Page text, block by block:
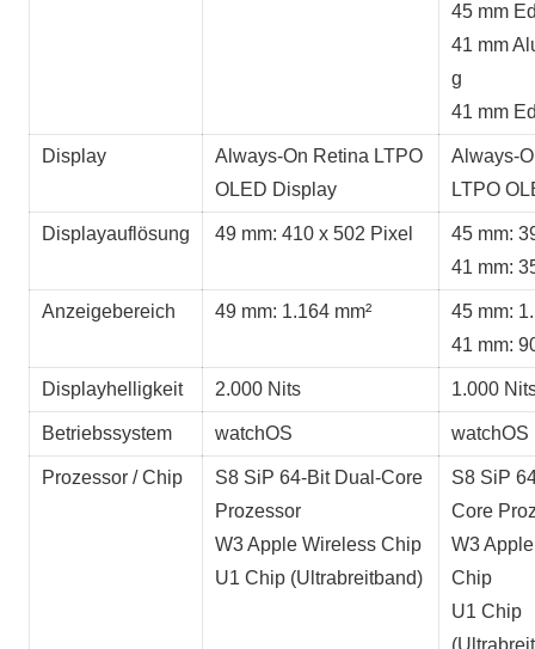
45 mm
41 mm
g
41 mm
Display
Always-On Retina LTPO
OLED Display
Always-
LTPO
Displayauflösung 49 mm: 410 x 502 Pixel
45 mm:
41 mm:
Anzeigebereich 49 mm: 1.164 mm²
45 mm:
41 mm:
Displayhelligkeit 2.000 Nits 1.000
Betriebssystem watchOS watchOS
Prozessor / Chip
S8 SiP 64-Bit Dual-Core
Prozessor
W3 Apple Wireless Chip
U1 Chip (Ultrabreitband)
S8 SiP
Core
W3
Chip
U1 Chip